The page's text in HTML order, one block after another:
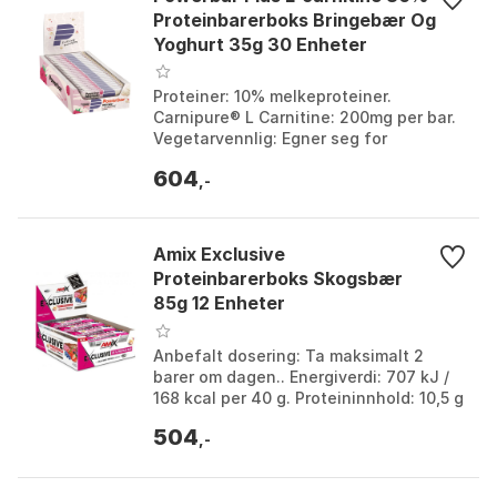
Proteinbarerboks Bringebær Og
Yoghurt 35g 30 Enheter
Proteiner: 10% melkeproteiner.
Carnipure® L Carnitine: 200mg per bar.
Vegetarvennlig: Egner seg for
aspartam. Farge: Blue...
604 ,-
Amix Exclusive
Proteinbarerboks Skogsbær
85g 12 Enheter
Anbefalt dosering: Ta maksimalt 2
barer om dagen.. Energiverdi: 707 kJ /
168 kcal per 40 g. Proteininnhold: 10,5 g
Farge:...
504 ,-